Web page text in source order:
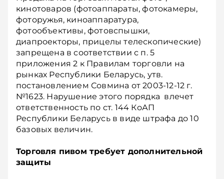
кинотоваров (фотоаппараты, фотокамеры,
фоторужья, киноаппаратура,
фотообъективы, фотовспышки,
диапроекторы, прицелы телескопические)
запрещена в соответствии с п. 5
приложения 2 к Правилам торговли на
рынках Республики Беларусь, утв.
постановлением Совмина от 2003-12-12 г.
№1623. Нарушение этого порядка влечет
ответственность по ст. 144 КоАП
Республики Беларусь в виде штрафа до 10
базовых величин.
Торговля пивом требует дополнительной
защиты